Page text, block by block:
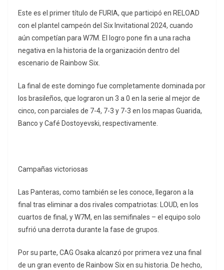
Este es el primer título de FURIA, que participó en RELOAD
con el plantel campeón del Six Invitational 2024, cuando
aún competían para W7M. El logro pone fin a una racha
negativa en la historia de la organización dentro del
escenario de Rainbow Six.
La final de este domingo fue completamente dominada por
los brasileños, que lograron un 3 a 0 en la serie al mejor de
cinco, con parciales de 7-4, 7-3 y 7-3 en los mapas Guarida,
Banco y Café Dostoyevski, respectivamente.
Campañas victoriosas
Las Panteras, como también se les conoce, llegaron a la
final tras eliminar a dos rivales compatriotas: LOUD, en los
cuartos de final, y W7M, en las semifinales – el equipo solo
sufrió una derrota durante la fase de grupos.
Por su parte, CAG Osaka alcanzó por primera vez una final
de un gran evento de Rainbow Six en su historia. De hecho,